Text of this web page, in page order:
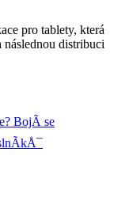
pro tablety, která
následnou distribuci
BojÃ­ se